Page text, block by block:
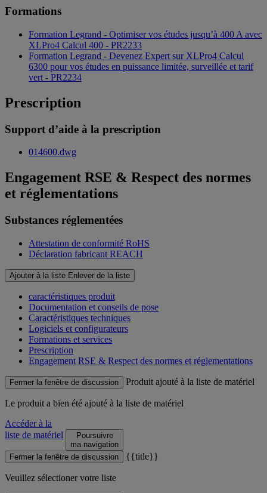
Formations
Formation Legrand - Optimiser vos études jusqu’à 400 A avec
XLPro4 Calcul 400 - PR2233
Formation Legrand - Devenez Expert sur XLPro4 Calcul
6300 pour vos études en puissance limitée, surveillée et tarif
vert - PR2234
Prescription
Support d’aide à la prescription
014600.dwg
Engagement RSE & Respect des normes
et réglementations
Substances réglementées
Attestation de conformité RoHS
Déclaration fabricant REACH
Ajouter à la liste Enlever de la liste
caractéristiques produit
Documentation et conseils de pose
Caractéristiques techniques
Logiciels et configurateurs
Formations et services
Prescription
Engagement RSE & Respect des normes et réglementations
Fermer la fenêtre de discussion Produit ajouté à la liste de matériel
Le produit a bien été ajouté à la liste de matériel
Accéder à la
liste de matériel
Poursuivre
ma navigation
Fermer la fenêtre de discussion
{{title}}
Veuillez sélectioner votre liste